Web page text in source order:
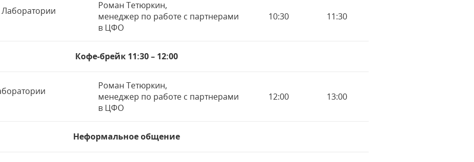
Роман Тетюркин,
менеджер по работе с партнерами
в ЦФО
10:30 11:30
Кофе-брейк 11:30 – 12:00
Роман Тетюркин,
менеджер по работе с партнерами
в ЦФО
12:00 13:00
Неформальное общение